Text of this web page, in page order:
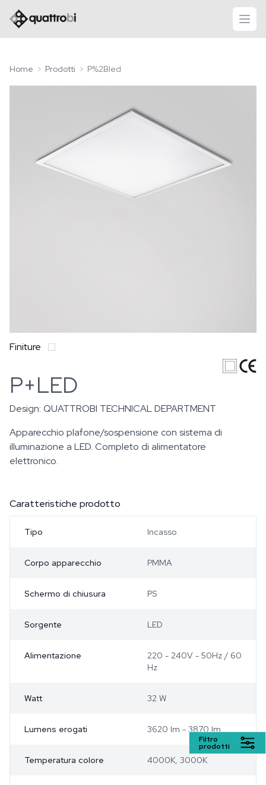
logo quattrobi
apri
Home Prodotti P%2Bled
Finiture
P+LED
Design: QUATTROBI TECHNICAL DEPARTMENT
Apparecchio plafone/sospensione con sistema di
illuminazione a LED. Completo di alimentatore
elettronico.
Caratteristiche prodotto
Tipo Incasso
Corpo apparecchio PMMA
Schermo di chiusura PS
Sorgente LED
Alimentazione
220 - 240V - 50Hz / 60
Hz
Watt 32 W
Lumens erogati 3620 lm - 3870 lm
Temperatura colore 4000K, 3000K
Filtro
prodotti